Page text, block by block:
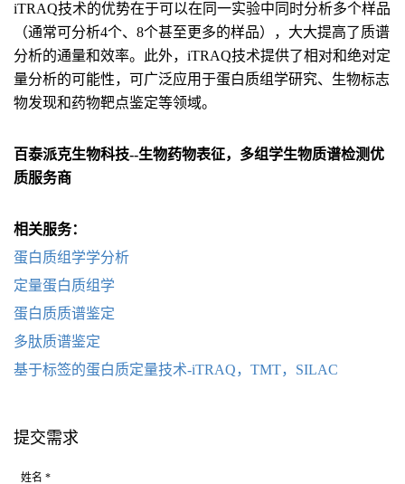
iTRAQ技术的优势在于可以在同一实验中同时分析多个样品
（通常可分析4个、8个甚至更多的样品），大大提高了质谱
分析的通量和效率。此外，iTRAQ技术提供了相对和绝对定
量分析的可能性，可广泛应用于蛋白质组学研究、生物标志
物发现和药物靶点鉴定等领域。
百泰派克生物科技--生物药物表征，多组学生物质谱检测优
质服务商
相关服务：
蛋白质组学学分析
定量蛋白质组学
蛋白质质谱鉴定
多肽质谱鉴定
基于标签的蛋白质定量技术-iTRAQ，TMT，SILAC
提交需求
姓名 *